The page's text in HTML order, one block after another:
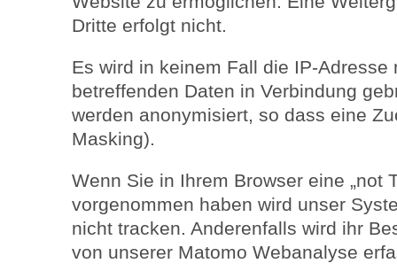
Dritte erfolgt nicht.
Es wird in keinem Fall die IP-Adresse
betreffenden Daten in Verbindung
werden anonymisiert, so dass eine
Masking).
Wenn Sie in Ihrem Browser eine „not
vorgenommen haben wird unser
nicht tracken. Anderenfalls wird ihr
von unserer Matomo Webanalyse